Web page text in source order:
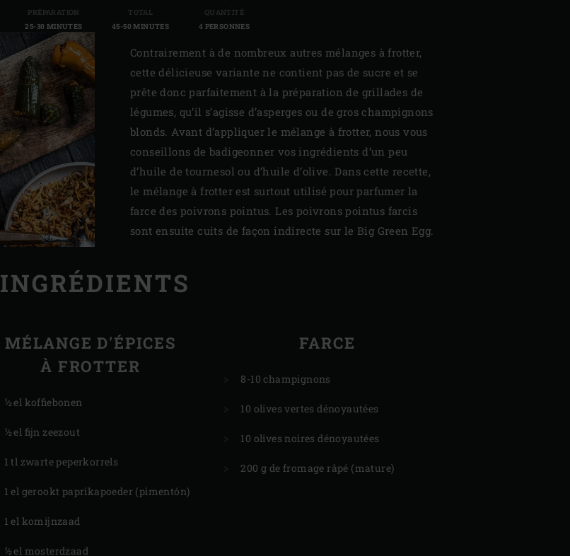
PRÉPARATION
25-30 MINUTES
TOTAL
45-50 MINUTES
QUANTITÉ
4 PERSONNES
Contrairement à de nombreux autres mélanges à frotter,
cette délicieuse variante ne contient pas de sucre et se
prête donc parfaitement à la préparation de grillades de
légumes, qu’il s’agisse d’asperges ou de gros champignons
blonds. Avant d’appliquer le mélange à frotter, nous vous
conseillons de badigeonner vos ingrédients d’un peu
d’huile de tournesol ou d’huile d’olive. Dans cette recette,
le mélange à frotter est surtout utilisé pour parfumer la
farce des poivrons pointus. Les poivrons pointus farcis
sont ensuite cuits de façon indirecte sur le Big Green Egg.
INGRÉDIENTS
MÉLANGE D'ÉPICES
À FROTTER
½ el koffiebonen
½ el fijn zeezout
1 tl zwarte peperkorrels
1 el gerookt paprikapoeder (pimentón)
1 el komijnzaad
½ el mosterdzaad
FARCE
8-10 champignons
10 olives vertes dénoyautées
10 olives noires dénoyautées
200 g de fromage râpé (mature)